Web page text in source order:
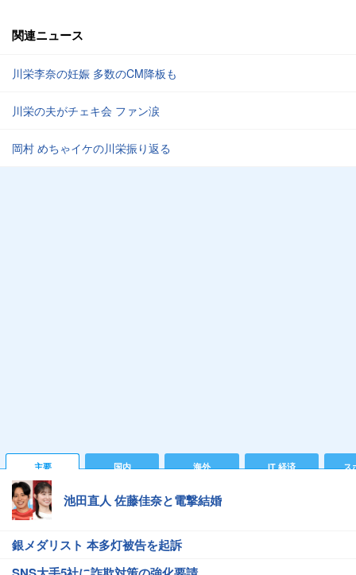
関連ニュース
川栄李奈の妊娠 多数のCM降板も
川栄の夫がチェキ会 ファン涙
岡村 めちゃイケの川栄振り返る
主要 国内 海外 IT 経済 ス
池田直人 佐藤佳奈と電撃結婚
銀メダリスト 本多灯被告を起訴